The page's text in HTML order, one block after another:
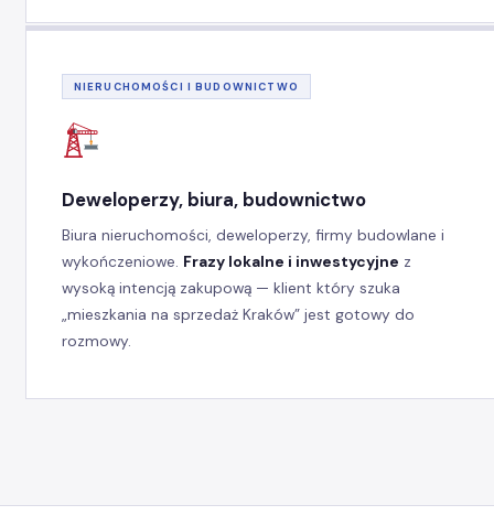
NIERUCHOMOŚCI I BUDOWNICTWO
Deweloperzy, biura, budownictwo
Biura nieruchomości, deweloperzy, firmy budowlane i
wykończeniowe. Frazy lokalne i inwestycyjne z
wysoką intencją zakupową — klient który szuka
„mieszkania na sprzedaż Kraków” jest gotowy do
rozmowy.